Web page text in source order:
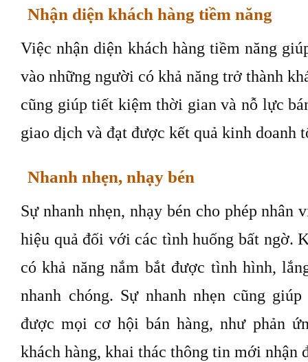
Nhận diện khách hàng tiềm năng
Việc nhận diện khách hàng tiềm năng
vào những người có khả năng trở thành
cũng giúp tiết kiệm thời gian và nỗ lực
giao dịch và đạt được kết quả kinh doanh
Nhanh nhẹn, nhạy bén
Sự nhanh nhẹn, nhạy bén cho phép nhân
hiệu quả đối với các tình huống bất ngờ.
có khả năng nắm bắt được tình hình,
nhanh chóng. Sự nhanh nhẹn cũng
được mọi cơ hội bán hàng, như phản
khách hàng, khai thác thông tin mới nhận